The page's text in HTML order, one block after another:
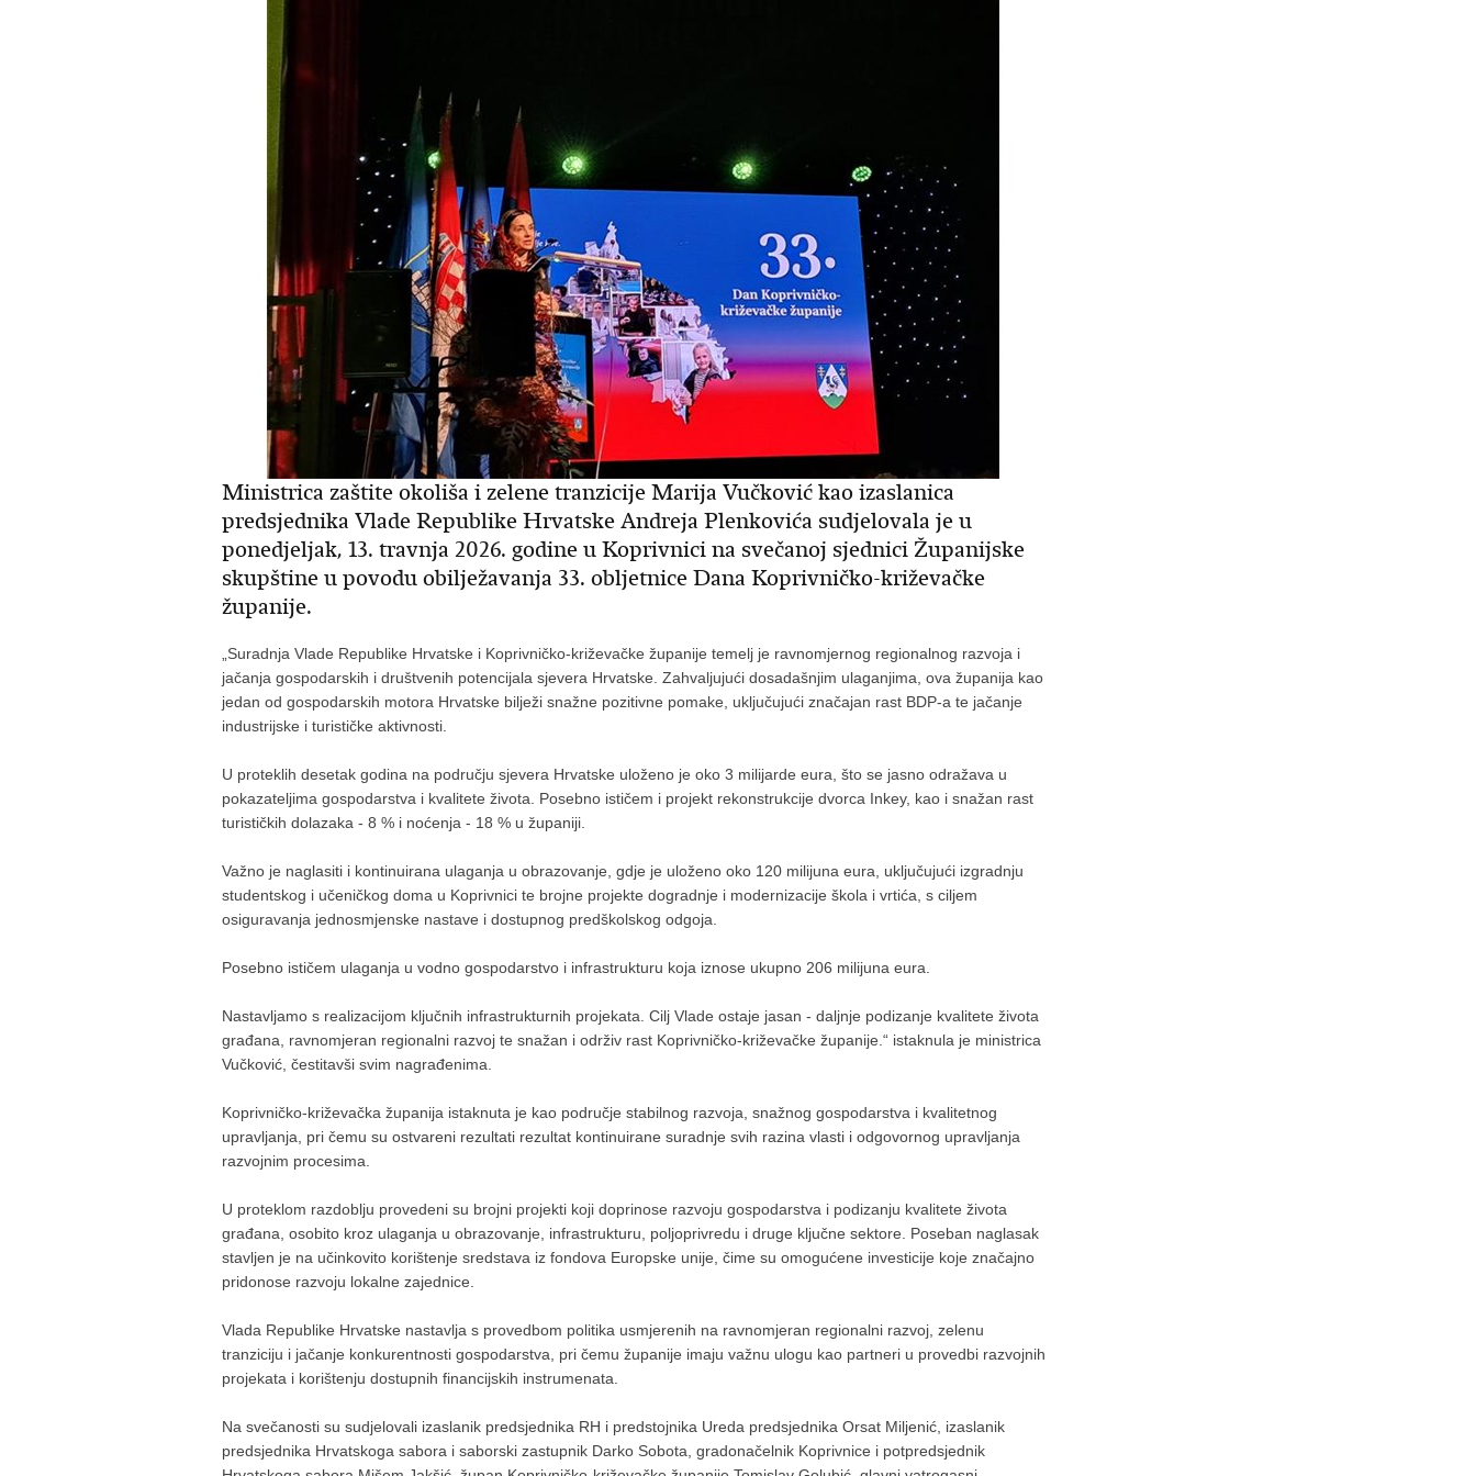
Ministrica zaštite okoliša i zelene tranzicije Marija Vučković kao izaslanica
predsjednika Vlade Republike Hrvatske Andreja Plenkovića sudjelovala je u
ponedjeljak, 13. travnja 2026. godine u Koprivnici na svečanoj sjednici Županijske
skupštine u povodu obilježavanja 33. obljetnice Dana Koprivničko-križevačke
županije.
„Suradnja Vlade Republike Hrvatske i Koprivničko-križevačke županije temelj je ravnomjernog regionalnog razvoja i
jačanja gospodarskih i društvenih potencijala sjevera Hrvatske. Zahvaljujući dosadašnjim ulaganjima, ova županija kao
jedan od gospodarskih motora Hrvatske bilježi snažne pozitivne pomake, uključujući značajan rast BDP-a te jačanje
industrijske i turističke aktivnosti.
U proteklih desetak godina na području sjevera Hrvatske uloženo je oko 3 milijarde eura, što se jasno odražava u
pokazateljima gospodarstva i kvalitete života. Posebno ističem i projekt rekonstrukcije dvorca Inkey, kao i snažan rast
turističkih dolazaka - 8 % i noćenja - 18 % u županiji.
Važno je naglasiti i kontinuirana ulaganja u obrazovanje, gdje je uloženo oko 120 milijuna eura, uključujući izgradnju
studentskog i učeničkog doma u Koprivnici te brojne projekte dogradnje i modernizacije škola i vrtića, s ciljem
osiguravanja jednosmjenske nastave i dostupnog predškolskog odgoja.
Posebno ističem ulaganja u vodno gospodarstvo i infrastrukturu koja iznose ukupno 206 milijuna eura.
Nastavljamo s realizacijom ključnih infrastrukturnih projekata. Cilj Vlade ostaje jasan - daljnje podizanje kvalitete života
građana, ravnomjeran regionalni razvoj te snažan i održiv rast Koprivničko-križevačke županije.“ istaknula je ministrica
Vučković, čestitavši svim nagrađenima.
Koprivničko-križevačka županija istaknuta je kao područje stabilnog razvoja, snažnog gospodarstva i kvalitetnog
upravljanja, pri čemu su ostvareni rezultati rezultat kontinuirane suradnje svih razina vlasti i odgovornog upravljanja
razvojnim procesima.
U proteklom razdoblju provedeni su brojni projekti koji doprinose razvoju gospodarstva i podizanju kvalitete života
građana, osobito kroz ulaganja u obrazovanje, infrastrukturu, poljoprivredu i druge ključne sektore. Poseban naglasak
stavljen je na učinkovito korištenje sredstava iz fondova Europske unije, čime su omogućene investicije koje značajno
pridonose razvoju lokalne zajednice.
Vlada Republike Hrvatske nastavlja s provedbom politika usmjerenih na ravnomjeran regionalni razvoj, zelenu
tranziciju i jačanje konkurentnosti gospodarstva, pri čemu županije imaju važnu ulogu kao partneri u provedbi razvojnih
projekata i korištenju dostupnih financijskih instrumenata.
Na svečanosti su sudjelovali izaslanik predsjednika RH i predstojnika Ureda predsjednika Orsat Miljenić, izaslanik
predsjednika Hrvatskoga sabora i saborski zastupnik Darko Sobota, gradonačelnik Koprivnice i potpredsjednik